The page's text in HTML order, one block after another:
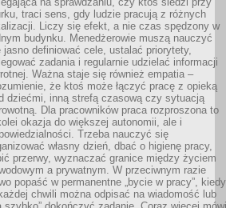
traci sens, gdy ludzie pracują z różnych
Liczy się efekt, a nie czas spędzony w
budynku. Menedżerowie muszą nauczyć
jasno definiować cele, ustalać priorytety,
zadania i regularnie udzielać informacji
Ważna staje się również empatia –
że ktoś może łączyć pracę z opieką
dziećmi, inną strefą czasową czy sytuacją
Dla pracowników praca rozproszona to
okazja do większej autonomii, ale i
Trzeba nauczyć się
własny dzień, dbać o higienę pracy,
przerwy, wyznaczać granice między życiem
a prywatnym. W przeciwnym razie
popaść w permanentne „bycie w pracy”, kiedy
chwili można odpisać na wiadomość lub